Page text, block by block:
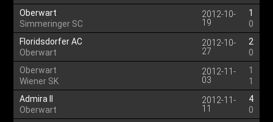
Oberwart
Simmeringer SC
2012-10-
19
1
0
Floridsdorfer AC
Oberwart
2012-10-
27
2
0
Oberwart
Wiener SK
2012-11-
03
1
1
Admira II
Oberwart
2012-11-
11
4
0